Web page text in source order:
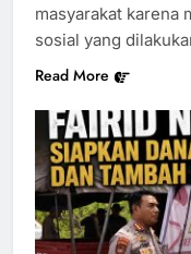
masyarakat karena
sosial yang
Read More